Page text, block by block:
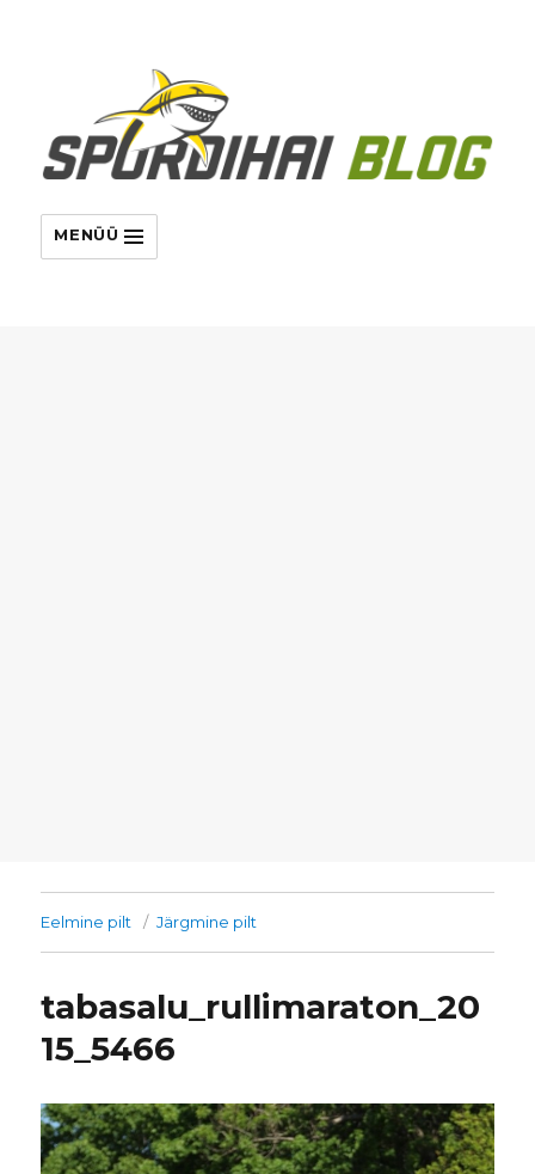
MENÜÜ
Eelmine pilt Järgmine pilt
tabasalu_rullimaraton_20
15_5466